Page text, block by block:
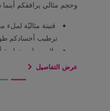
وحجم مثالي يرافقكم أينما
قنينة مثاليّة
ترطيب أجسادكم
بلا سعرات حرارية
المياه خير بديل عنعرض التفاصيل